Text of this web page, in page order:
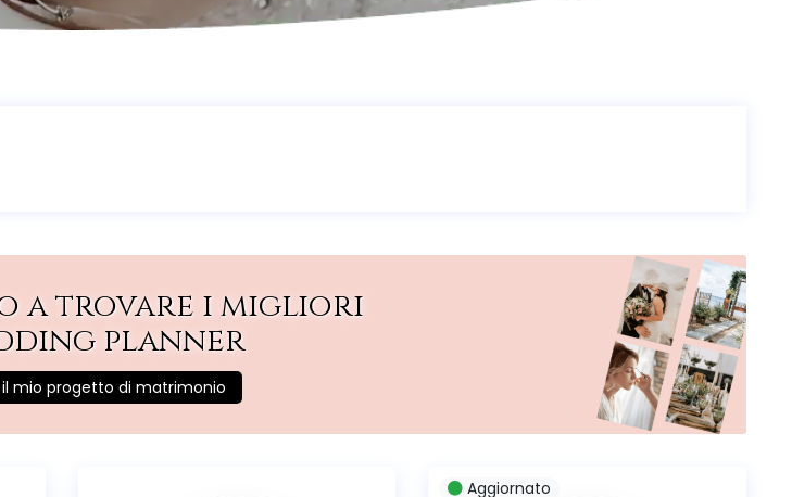
a trovare i migliori
planner
il mio progetto di matrimonio
Aggiornato